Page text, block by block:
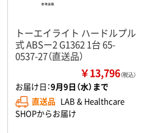
トーエイライト ハードルプル
式 ABSー2 G1362 1台 65-
0537-27（直送品）
￥13,796（税込）
お届け日：9月9日（水）まで
直送品 LAB & Healthcare
SHOPからお届け